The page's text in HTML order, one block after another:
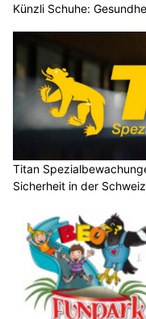
Künzli Schuhe:
Titan
Sicherheit in der Schweiz